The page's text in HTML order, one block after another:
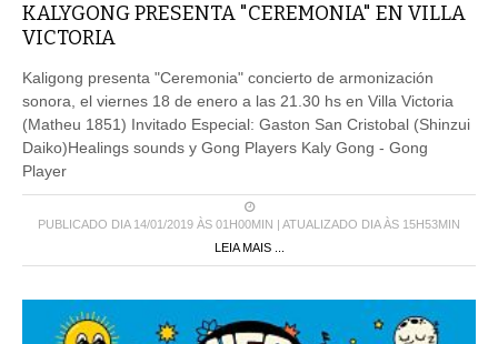
KALYGONG PRESENTA "CEREMONIA" EN VILLA
VICTORIA
Kaligong presenta "Ceremonia" concierto de armonización
sonora, el viernes 18 de enero a las 21.30 hs en Villa Victoria
(Matheu 1851) Invitado Especial: Gaston San Cristobal (Shinzui
Daiko)Healings sounds y Gong Players Kaly Gong - Gong
Player
PUBLICADO DIA 14/01/2019 ÀS 01H00MIN | ATUALIZADO DIA ÀS 15H53MIN
LEIA MAIS ...